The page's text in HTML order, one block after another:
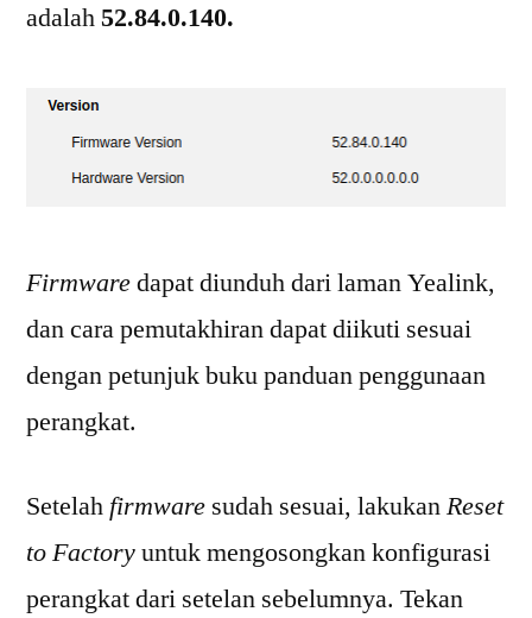
adalah52.84.0.140.
Firmwaredapat diunduh dari laman Yealink,
dan cara pemutakhiran dapat diikuti sesuai
dengan petunjuk buku panduan penggunaan
perangkat.
Setelah firmware sudah sesuai, lakukanReset
to Factoryuntuk mengosongkan konfigurasi
perangkat dari setelan sebelumnya. Tekan